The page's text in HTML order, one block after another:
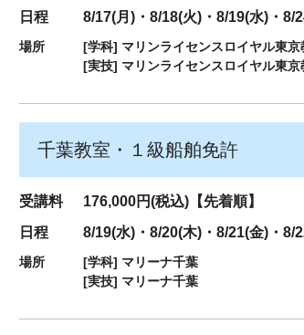
日程
8/17(月)・8/18(火)・8/19(水)・8/
場所 [学科] マリンライセンスロイヤル東京
[実技] マリンライセンスロイヤル東京
千葉教室・１級船舶免許
受講料
176,000円(税込)【先着順】
日程
8/19(水)・8/20(木)・8/21(金)・8/
場所 [学科] マリーナ千葉
[実技] マリーナ千葉